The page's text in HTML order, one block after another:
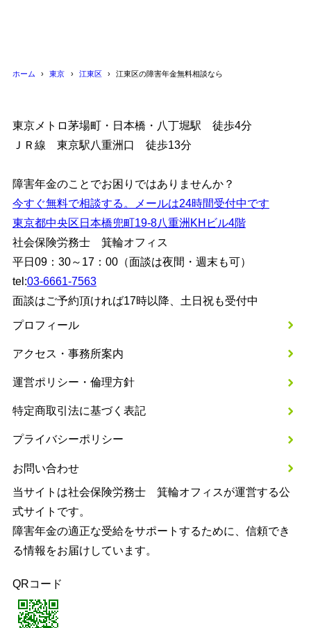
ホーム 東京 江東区 江東区の障害年金無料相談なら
東京メトロ茅場町・日本橋・八丁堀駅 徒歩4分
ＪＲ線 東京駅八重洲口 徒歩13分
障害年金のことでお困りではありませんか？
今すぐ無料で相談する。メールは24時間受付中です
東京都中央区日本橋兜町19-8八重洲KHビル4階
社会保険労務士 箕輪オフィス
平日09：30～17：00（面談は夜間・週末も可）
tel:03-6661-7563
面談はご予約頂ければ17時以降、土日祝も受付中
プロフィール
アクセス・事務所案内
運営ポリシー・倫理方針
特定商取引法に基づく表記
プライバシーポリシー
お問い合わせ
当サイトは社会保険労務士 箕輪オフィスが運営する公
式サイトです。
障害年金の適正な受給をサポートするために、信頼でき
る情報をお届けしています。
QRコード